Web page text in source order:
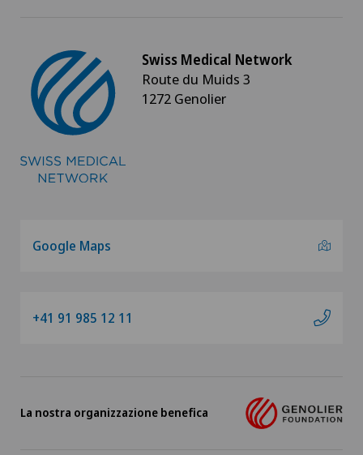
Swiss Medical Network
Route du Muids 3
1272 Genolier
Google Maps
+41 91 985 12 11
La nostra organizzazione benefica